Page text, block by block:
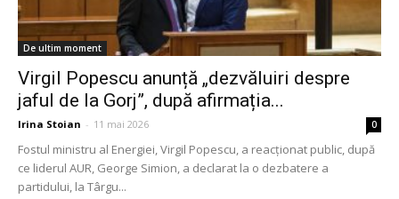
De ultim moment
Virgil Popescu anunță „dezvăluiri despre
jaful de la Gorj”, după afirmația...
Irina Stoian - 11 mai 2026 0
Fostul ministru al Energiei, Virgil Popescu, a reacționat public, după
ce liderul AUR, George Simion, a declarat la o dezbatere a
partidului, la Târgu...